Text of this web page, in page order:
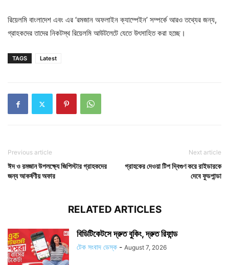
রিয়েলমি বাংলাদেশ এবং এর ‘রমজান অফলাইন ক্যাম্পেইন’ সম্পর্কে আরও তথ্যের জন্য,
গ্রাহকদের তাদের নিকটস্থ রিয়েলমি আউটলেটে যেতে উৎসাহিত করা হচ্ছে।
TAGS Latest
Previous article
ঈদ ও রমজান উপলক্ষ্যে জিপিস্টার গ্রাহকদের
জন্য আকর্ষণীয় অফার
Next article
গ্রাহকের দেওয়া টিপ দ্বিগুণ করে রাইডারকে
দেবে ফুডপান্ডা
RELATED ARTICLES
বিডিটিকেটসে দ্রুত বুকিং, দ্রুত রিফান্ড
টেক সংবাদ ডেস্ক - August 7, 2026